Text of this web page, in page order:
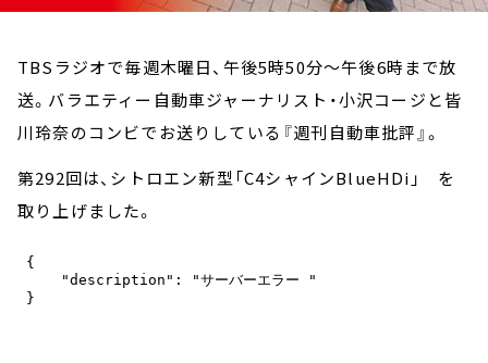
TBSラジオで毎週木曜日、午後5時50分～午後6時まで放
送。バラエティー自動車ジャーナリスト・小沢コージと皆
川玲奈のコンビでお送りしている『週刊自動車批評』。
第292回は、シトロエン新型「C4シャインBlueHDi」 を
取り上げました。